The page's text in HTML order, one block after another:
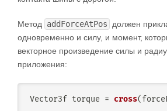
Метод addForceAtPos
должен
одновременно и силу, и момент,
векторное произведение силы и
приложения:
Vector3f torque = cross(